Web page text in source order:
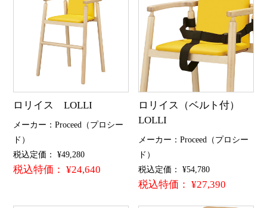
ロリイス LOLLI
メーカー：Proceed（プロシー
ド）
税込定価： ¥49,280
税込特価： ¥24,640
ロリイス（ベルト付）
LOLLI
メーカー：Proceed（プロシー
ド）
税込定価： ¥54,780
税込特価： ¥27,390